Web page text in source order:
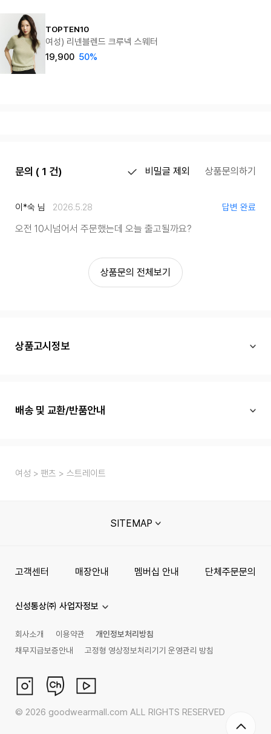
TOPTEN10
여성) 리넨블렌드 크루넥 스웨터
19,900 50%
문의 ( 1 건) 비밀글 제외 상품문의하기
이*숙 님 2026.5.28 답변 완료
오전 10시넘어서 주문했는데 오늘 출고될까요?
상품문의 전체보기
상품고시정보
배송 및 교환/반품안내
여성 팬츠 스트레이트
SITEMAP
고객센터 매장안내 멤버십 안내 단체주문문의
신성통상㈜ 사업자정보
회사소개 이용약관
개인정보처리방침
채무지급보증안내
고정형 영상정보처리기기 운영관리 방침
© 2026 goodwearmall.com ALL RIGHTS RESERVED